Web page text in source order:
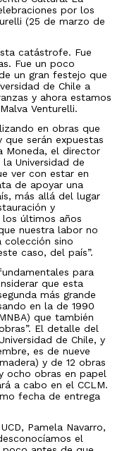
por los
(25 de marzo de
catástrofe. Fue
Fue un poco
un gran festejo que
de Chile a
y ahora estamos
Venturelli.
en obras que
que serán expuestas
Moneda, el director
Universidad de
ver con estar en
de apoyar una
más allá del lugar
y
los últimos años
nuestra labor no
colección sino
caso, del país”.
para
que esta
más grande
en la de 1990
que también
El detalle del
de Chile, y
es de nueve
y de 12 obras
ocho obras en papel
a cabo en el CCLM.
fecha de entrega
Pamela Navarro,
el